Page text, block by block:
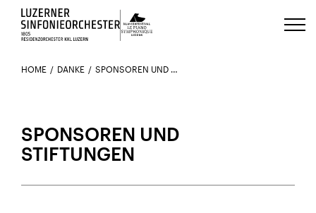
Luzerns Klavierfestival «Le Piano
HOME DANKE SPONSOREN UND STIFTUNGEN
SPONSOREN UND
STIFTUNGEN